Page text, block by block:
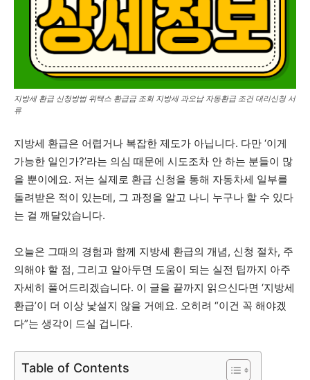
지방세 환급 신청방법 위택스 환급금 조회 지방세 과오납 자동환급 조건 대리신청 서
류
지방세 환급은 어렵거나 복잡한 제도가 아닙니다. 다만 ‘이게
가능한 일인가?’라는 의심 때문에 시도조차 안 하는 분들이 많
을 뿐이에요. 저는 실제로 환급 신청을 통해 자동차세 일부를
돌려받은 적이 있는데, 그 과정을 알고 나니 누구나 할 수 있다
는 걸 깨달았습니다.
오늘은 그때의 경험과 함께 지방세 환급의 개념, 신청 절차, 주
의해야 할 점, 그리고 알아두면 도움이 되는 실전 팁까지 아주
자세히 풀어드리겠습니다. 이 글을 끝까지 읽으신다면 ‘지방세
환급’이 더 이상 낯설지 않을 거예요. 오히려 “이건 꼭 해야겠
다”는 생각이 드실 겁니다.
Table of Contents